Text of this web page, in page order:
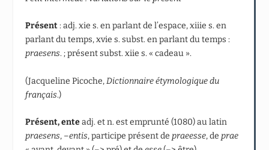
Présent: adj. xie s. en parlant de l’espace, xiiie s. en
parlant du temps, xvie s. subst. en parlant du temps :
praesens. ; présent subst. xiie s. « cadeau ».
(Jacqueline Picoche,Dictionnaire étymologique du
français.)
Présent, enteadj. et n. est emprunté (1080) au latin
praesens, –entis, participe présent de praeesse, de prae